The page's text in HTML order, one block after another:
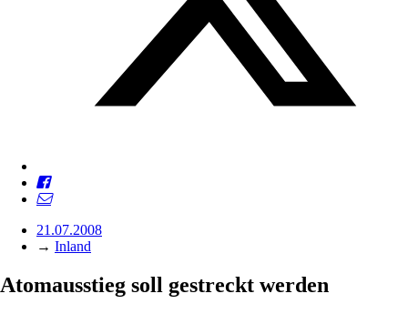
21.07.2008
→ Inland
Atomausstieg soll gestreckt werden